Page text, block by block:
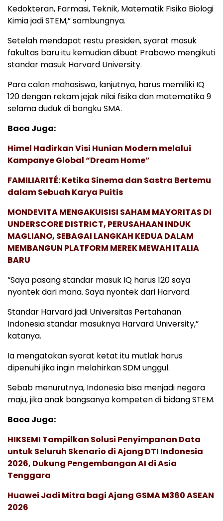
Kedokteran, Farmasi, Teknik, Matematik Fisika Biologi
Kimia jadi STEM,” sambungnya.
Setelah mendapat restu presiden, syarat masuk
fakultas baru itu kemudian dibuat Prabowo mengikuti
standar masuk Harvard University.
Para calon mahasiswa, lanjutnya, harus memiliki IQ
120 dengan rekam jejak nilai fisika dan matematika 9
selama duduk di bangku SMA.
Baca Juga:
Himel Hadirkan Visi Hunian Modern melalui
Kampanye Global “Dream Home”
FAMILIARITÉ: Ketika Sinema dan Sastra Bertemu
dalam Sebuah Karya Puitis
MONDEVITA MENGAKUISISI SAHAM MAYORITAS DI
UNDERSCORE DISTRICT, PERUSAHAAN INDUK
MAGLIANO, SEBAGAI LANGKAH KEDUA DALAM
MEMBANGUN PLATFORM MEREK MEWAH ITALIA
BARU
“Saya pasang standar masuk IQ harus 120 saya
nyontek dari mana. Saya nyontek dari Harvard.
Standar Harvard jadi Universitas Pertahanan
Indonesia standar masuknya Harvard University,”
katanya.
Ia mengatakan syarat ketat itu mutlak harus
dipenuhi jika ingin melahirkan SDM unggul.
Sebab menurutnya, Indonesia bisa menjadi negara
maju, jika anak bangsanya kompeten di bidang STEM.
Baca Juga:
HIKSEMI Tampilkan Solusi Penyimpanan Data
untuk Seluruh Skenario di Ajang DTI Indonesia
2026, Dukung Pengembangan AI di Asia
Tenggara
Huawei Jadi Mitra bagi Ajang GSMA M360 ASEAN
2026